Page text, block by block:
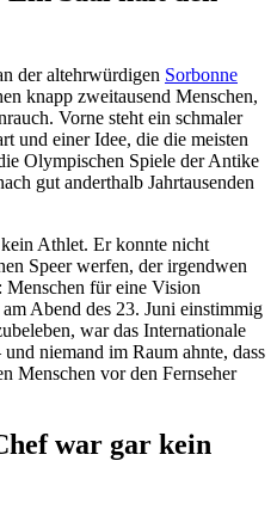
der altehrwürdigen Sorbonne
knapp zweitausend Menschen,
Vorne steht ein schmaler
und einer Idee, die die meisten
Olympischen Spiele der Antike
gut anderthalb Jahrtausenden
Athlet. Er konnte nicht
Speer werfen, der irgendwen
Menschen für eine Vision
Abend des 23. Juni einstimmig
war das Internationale
niemand im Raum ahnte, dass
Menschen vor den Fernseher
war gar kein